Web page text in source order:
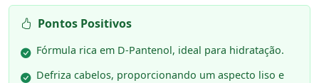
Pontos Positivos
Fórmula rica em D-Pantenol, ideal para hidratação.
Defriza cabelos, proporcionando um aspecto liso e